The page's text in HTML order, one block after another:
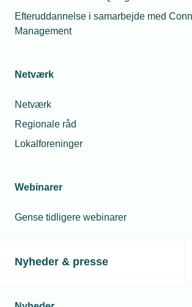
Efteruddannelse i samarbejde med
Management
Netværk
Netværk
Regionale råd
Lokalforeninger
Webinarer
Gense tidligere webinarer
Nyheder & presse